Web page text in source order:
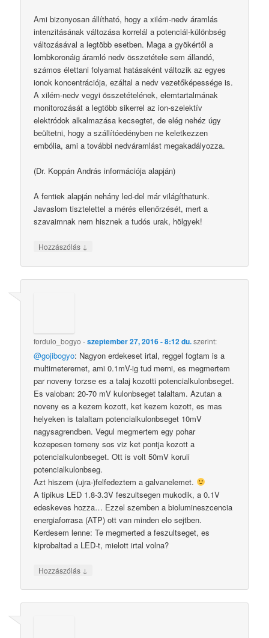
Ami bizonyosan állítható, hogy a xilém-nedv áramlás
intenzitásának változása korrelál a potenciál-különbség
változásával a legtöbb esetben. Maga a gyökértől a
lombkoronáig áramló nedv összetétele sem állandó,
számos élettani folyamat hatásaként változik az egyes
ionok koncentrációja, ezáltal a nedv vezetőképessége is.
A xilém-nedv vegyi összetételének, elemtartalmának
monitorozását a legtöbb sikerrel az ion-szelektív
elektródok alkalmazása kecsegtet, de elég nehéz úgy
beültetni, hogy a szállítóedényben ne keletkezzen
embólia, ami a további nedváramlást megakadályozza.
(Dr. Koppán András információja alapján)
A fentiek alapján nehány led-del már világíthatunk.
Javaslom tisztelettel a mérés ellenőrzését, mert a
szavaimnak nem hisznek a tudós urak, hölgyek!
Hozzászólás ↓
fordulo_bogyo -szeptember 27, 2016 - 8:12 du.szerint:
@gojibogyo: Nagyon erdekeset irtal, reggel fogtam is a
multimeteremet, ami 0.1mV-ig tud merni, es megmertem
par noveny torzse es a talaj kozotti potencialkulonbseget.
Es valoban: 20-70 mV kulonbseget talaltam. Azutan a
noveny es a kezem kozott, ket kezem kozott, es mas
helyeken is talaltam potencialkulonbseget 10mV
nagysagrendben. Vegul megmertem egy pohar
kozepesen tomeny sos viz ket pontja kozott a
potencialkulonbseget. Ott is volt 50mV koruli
potencialkulonbseg.
Azt hiszem (ujra-)felfedeztem a galvanelemet.
A tipikus LED 1.8-3.3V feszultsegen mukodik, a 0.1V
edeskeves hozza… Ezzel szemben a biolumineszcencia
energiaforrasa (ATP) ott van minden elo sejtben.
Kerdesem lenne: Te megmerted a feszultseget, es
kiprobaltad a LED-t, mielott irtal volna?
Hozzászólás ↓